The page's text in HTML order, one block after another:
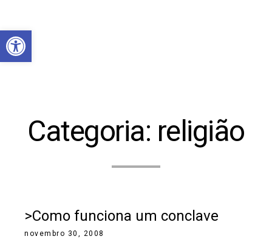
Abrir a barra de ferramentas
Categoria: religião
>Como funciona um conclave
novembro 30, 2008